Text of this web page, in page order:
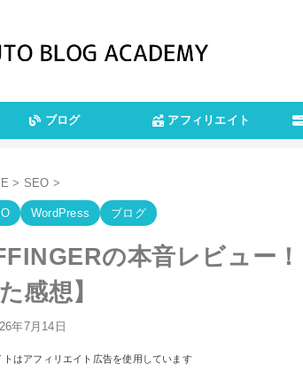
ブログ アフィリエイト
> SEO >
WordPress ブログ
の本音レビュー
感想】
年7月14日
トはアフィリエイト広告を使用しています